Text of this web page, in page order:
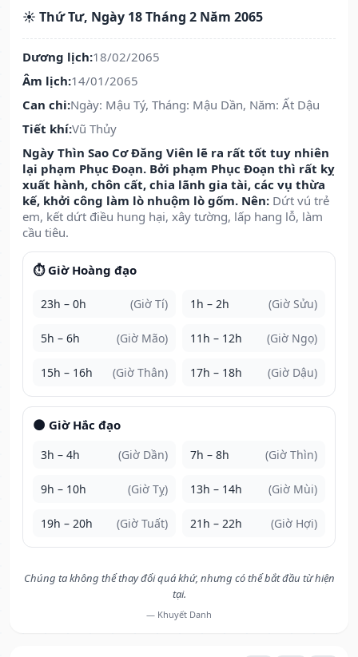
☀️ Thứ Tư, Ngày 18 Tháng 2 Năm 2065
Dương lịch:18/02/2065
Âm lịch:14/01/2065
Can chi:Ngày: Mậu Tý, Tháng: Mậu Dần, Năm: Ất Dậu
Tiết khí:Vũ Thủy
Ngày Thìn Sao Cơ Đăng Viên lẽ ra rất tốt tuy nhiên
lại phạm Phục Đoạn. Bởi phạm Phục Đoạn thì rất kỵ
xuất hành, chôn cất, chia lãnh gia tài, các vụ thừa
kế, khởi công làm lò nhuộm lò gốm. Nên: Dứt vú trẻ
em, kết dứt điều hung hại, xây tường, lấp hang lỗ, làm
cầu tiêu.
⏱️ Giờ Hoàng đạo
23h – 0h (Giờ Tí) 1h – 2h (Giờ Sửu)
5h – 6h (Giờ Mão) 11h – 12h (Giờ Ngọ)
15h – 16h (Giờ Thân) 17h – 18h (Giờ Dậu)
🌑 Giờ Hắc đạo
3h – 4h (Giờ Dần) 7h – 8h (Giờ Thìn)
9h – 10h (Giờ Tỵ) 13h – 14h (Giờ Mùi)
19h – 20h (Giờ Tuất) 21h – 22h (Giờ Hợi)
Chúng ta không thể thay đổi quá khứ, nhưng có thể bắt đầu từ hiện
tại.
— Khuyết Danh